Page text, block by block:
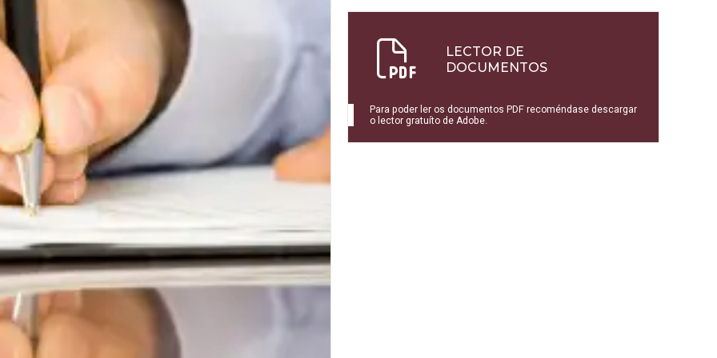
LECTOR DE
DOCUMENTOS
Para poder ler os documentos PDF recoméndase descargar
o lector gratuíto de Adobe.